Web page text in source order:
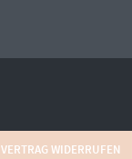
VERTRAG WIDERRUFEN